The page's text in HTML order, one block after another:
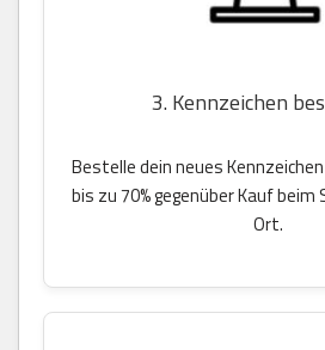
3. Kennzeichen
Bestelle dein neues
bis zu 70% gegenüber Kauf beim
Ort.